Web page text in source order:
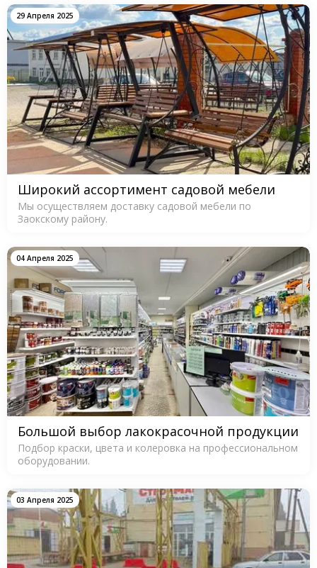
29 Апреля 2025
Широкий ассортимент садовой мебели
Мы осуществляем доставку садовой мебели по
Заокскому району.
04 Апреля 2025
Большой выбор лакокрасочной продукции
Подбор краски, цвета и колеровка на профессиональном
оборудовании.
03 Апреля 2025